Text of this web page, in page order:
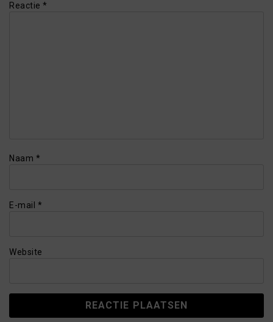
Reactie *
Naam *
E-mail *
Website